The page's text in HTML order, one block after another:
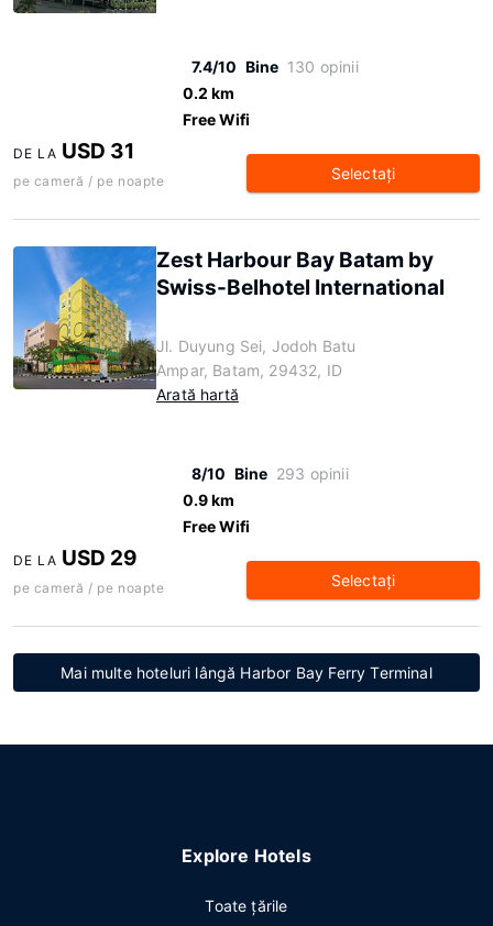
7.4/10 Bine 130 opinii
0.2 km
Free Wifi
DE LA USD 31
pe cameră / pe noapte Selectaţi
Zest Harbour Bay Batam by
Swiss-Belhotel International
Jl. Duyung Sei, Jodoh Batu
Ampar, Batam, 29432, ID
Arată hartă
8/10 Bine 293 opinii
0.9 km
Free Wifi
DE LA USD 29
pe cameră / pe noapte Selectaţi
Mai multe hoteluri lângă Harbor Bay Ferry Terminal
Explore Hotels
Toate ţările